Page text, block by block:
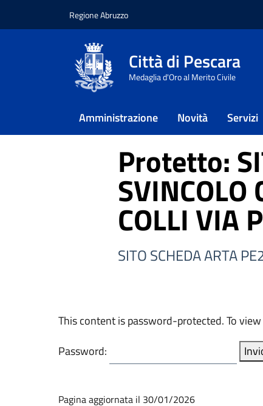
Regione Abruzzo
Città di Pescara
Medaglia d'Oro al Merito Civile
Amministrazione Novità Servizi
Home / Approfondimenti /
Inquinamento – Bonifica siti
Allegato 2
SITO SCHEDA ARTA
Protetto:
SVINCOLO
COLLI VIA
SITO SCHEDA ARTA
This content is password-protected. To
Password:
Pagina aggiornata il 30/01/2026